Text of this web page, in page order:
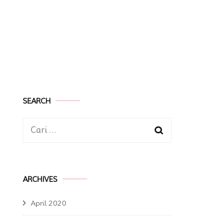
SEARCH
Cari
ARCHIVES
April 2020